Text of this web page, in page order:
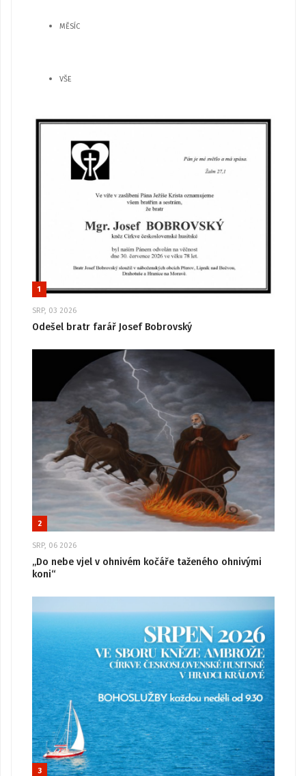
MĚSÍC
VŠE
1
SRP, 03 2026
Odešel bratr farář Josef Bobrovský
2
SRP, 06 2026
„Do nebe vjel v ohnivém kočáře taženého ohnivými
koni“
3